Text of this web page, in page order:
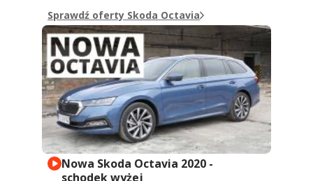
Sprawdź oferty Skoda Octavia
Nowa Skoda Octavia 2020 -
schodek wyżej